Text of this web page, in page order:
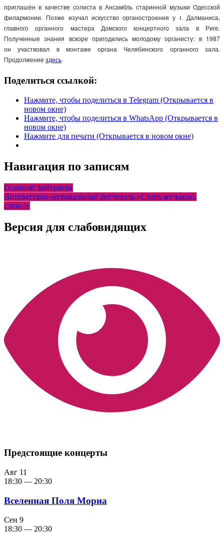
приглашён в качестве солиста в Ансамбль старинной музыки Одесской
филармонии. Позже изучал искусство органостроения у г. Далманиса,
главного органного мастера Домского концертного зала в Риге.
Полученные знания вскоре пригодились молодому органисту: в 1987
он участвовал в монтаже органа Челябинского органного зала.
Продолжение здесь
Поделиться ссылкой:
Нажмите, чтобы поделиться в Telegram (Открывается в
новом окне)
Нажмите, чтобы поделиться в WhatsApp (Открывается в
новом окне)
Нажмите для печати (Открывается в новом окне)
Навигация по записям
Осенний фейерверк
Литературно-музыкальный фестиваль «Стань музыкою,
слово!»
Версия для слабовидящих
Предстоящие концерты
Авг 11
18:30 — 20:30
Вселенная Поля Мориа
Сен 9
18:30 — 20:30